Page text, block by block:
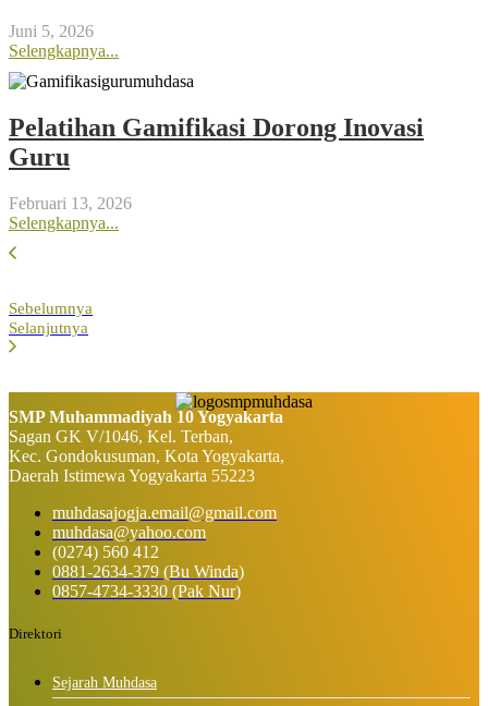
Juni 5, 2026
Selengkapnya...
Pelatihan Gamifikasi Dorong Inovasi
Guru
Februari 13, 2026
Selengkapnya...
Sebelumnya
Selanjutnya
SMP Muhammadiyah 10 Yogyakarta
Sagan GK V/1046, Kel. Terban,
Kec. Gondokusuman, Kota Yogyakarta,
Daerah Istimewa Yogyakarta 55223
muhdasajogja.email@gmail.com
muhdasa@yahoo.com
(0274) 560 412
0881-2634-379 (Bu Winda)
0857-4734-3330 (Pak Nur)
Direktori
Sejarah Muhdasa